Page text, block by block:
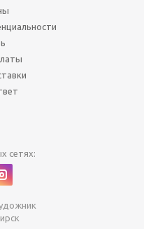
сетях: